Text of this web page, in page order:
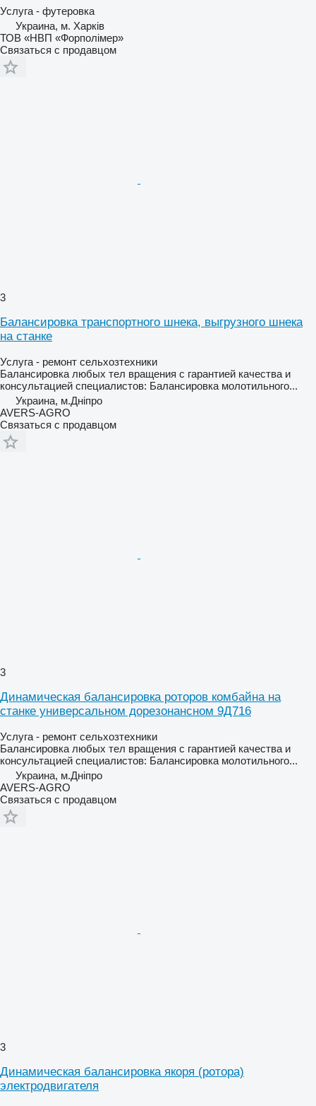
Услуга - футеровка
Украина, м. Харків
ТОВ «НВП «Форполімер»
Связаться с продавцом
3
Балансировка транспортного шнека, выгрузного шнека
на станке
Услуга - ремонт сельхозтехники
Балансировка любых тел вращения с гарантией качества и
консультацией специалистов: Балансировка молотильного...
Украина, м.Дніпро
AVERS-AGRO
Связаться с продавцом
3
Динамическая балансировка роторов комбайна на
станке универсальном дорезонансном 9Д716
Услуга - ремонт сельхозтехники
Балансировка любых тел вращения с гарантией качества и
консультацией специалистов: Балансировка молотильного...
Украина, м.Дніпро
AVERS-AGRO
Связаться с продавцом
3
Динамическая балансировка якоря (ротора)
электродвигателя